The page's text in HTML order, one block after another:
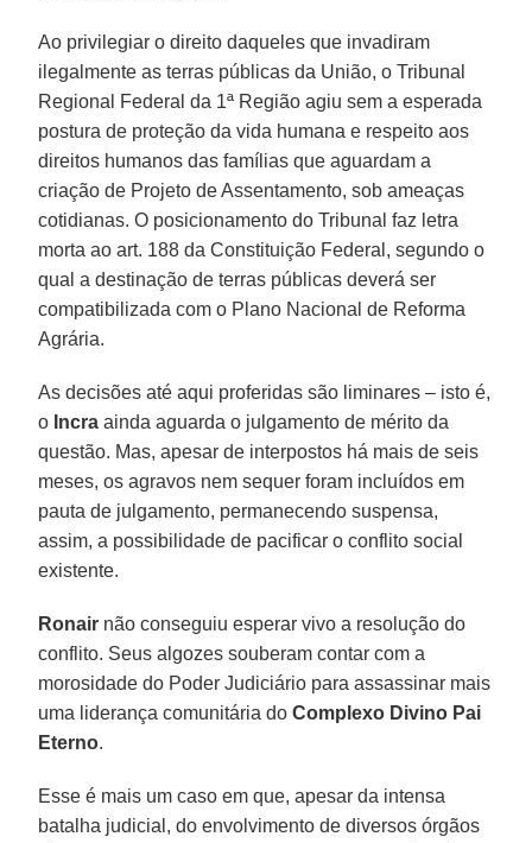
Ao privilegiar o direito daqueles que invadiram
ilegalmente as terras públicas da União, o Tribunal
Regional Federal da 1ª Região agiu sem a esperada
postura de proteção da vida humana e respeito aos
direitos humanos das famílias que aguardam a
criação de Projeto de Assentamento, sob ameaças
cotidianas. O posicionamento do Tribunal faz letra
morta ao art. 188 da Constituição Federal, segundo o
qual a destinação de terras públicas deverá ser
compatibilizada com o Plano Nacional de Reforma
Agrária.
As decisões até aqui proferidas são liminares – isto é,
o Incra ainda aguarda o julgamento de mérito da
questão. Mas, apesar de interpostos há mais de seis
meses, os agravos nem sequer foram incluídos em
pauta de julgamento, permanecendo suspensa,
assim, a possibilidade de pacificar o conflito social
existente.
Ronair não conseguiu esperar vivo a resolução do
conflito. Seus algozes souberam contar com a
morosidade do Poder Judiciário para assassinar mais
uma liderança comunitária doComplexo Divino Pai
Eterno.
Esse é mais um caso em que, apesar da intensa
batalha judicial, do envolvimento de diversos órgãos